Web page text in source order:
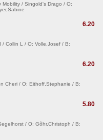
/ Singold's Drago / O:
6.20
Collin L / O: Volle,Josef / B:
6.20
Cheri / O: Eithoff,Stephanie / B:
5.80
/ O: Gõhr,Christoph / B: